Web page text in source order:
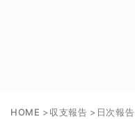
HOME >収支報告 > 日次報告